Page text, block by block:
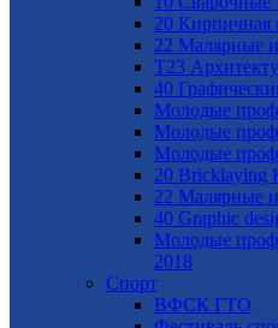
20 Кирпичная
22 Малярные
Т23
40
Молодые
Молодые
Молодые
20 Bricklaying
22 Малярные
40 Graphic
Молодые
2018
Спорт
ВФСК ГТО